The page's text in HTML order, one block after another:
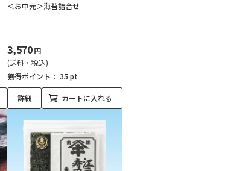
＜お中元＞海苔詰合せ
3,570円
(送料・税込)
獲得ポイント： 35 pt
詳細 カートに入れる